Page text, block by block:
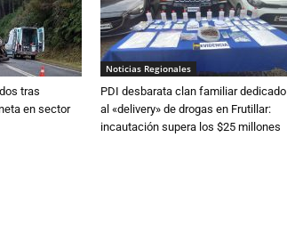
tras
en sector
Noticias Regionales
PDI desbarata clan familiar dedicado
al «delivery» de drogas en Frutillar:
incautación supera los $25 millones